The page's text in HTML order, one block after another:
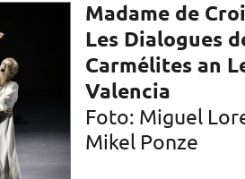
Madame de
Les Dialogues
Carmélites an
Valencia
Foto: Miguel
Mikel Ponze